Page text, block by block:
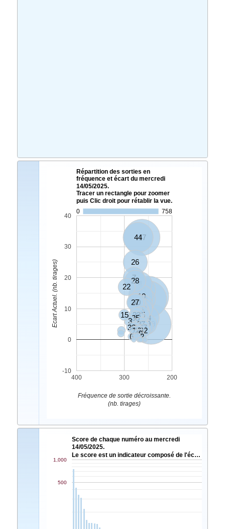
Répartition des sorties en
fréquence et écart du mercredi
14/05/2025.
Tracer un rectangle pour zoomer
puis Clic droit pour rétablir la vue.
0
758
18
39
25
17
44
21
4
14
26
33
10
7
11
28
19
48
20
30
40
22
27
45
8
5
23
35
37
47
32
3
9
15
36
3846
1492
6
400 300 200
-10
0
10
20
30
40
Fréquence de sortie décroissante.
(nb. tirages)
Ecart Actuel. (nb. tirages)
Score de chaque numéro au mercredi
14/05/2025.
Le score est un indicateur composé de l'éc…
500
1,000